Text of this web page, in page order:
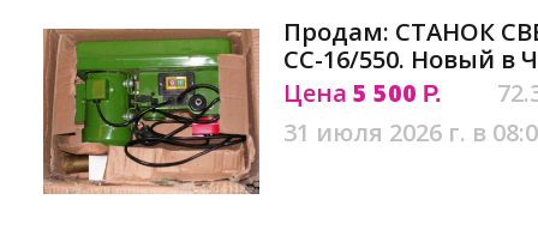
Продам: СТАНОК
СС-16/550. Новый в
Цена 5 500 Р.
31 июля 2026 г. в